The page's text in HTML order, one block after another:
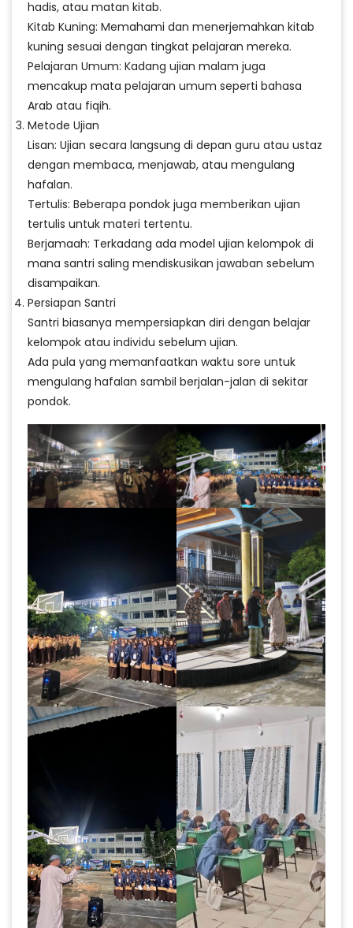
hadis, atau matan kitab.
Kitab Kuning: Memahami dan menerjemahkan kitab
kuning sesuai dengan tingkat pelajaran mereka.
Pelajaran Umum: Kadang ujian malam juga
mencakup mata pelajaran umum seperti bahasa
Arab atau fiqih.
Metode Ujian
Lisan: Ujian secara langsung di depan guru atau ustaz
dengan membaca, menjawab, atau mengulang
hafalan.
Tertulis: Beberapa pondok juga memberikan ujian
tertulis untuk materi tertentu.
Berjamaah: Terkadang ada model ujian kelompok di
mana santri saling mendiskusikan jawaban sebelum
disampaikan.
Persiapan Santri
Santri biasanya mempersiapkan diri dengan belajar
kelompok atau individu sebelum ujian.
Ada pula yang memanfaatkan waktu sore untuk
mengulang hafalan sambil berjalan-jalan di sekitar
pondok.